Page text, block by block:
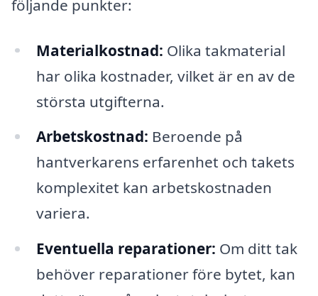
följande punkter:
Materialkostnad: Olika takmaterial
har olika kostnader, vilket är en av de
största utgifterna.
Arbetskostnad: Beroende på
hantverkarens erfarenhet och takets
komplexitet kan arbetskostnaden
variera.
Eventuella reparationer: Om ditt tak
behöver reparationer före bytet, kan